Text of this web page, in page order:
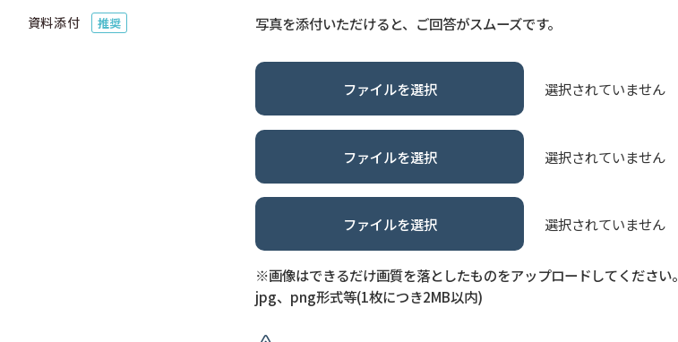
資料添付 推奨 写真を添付いただけると、ご回答がスムーズです。
ファイルを選択 選択されていません
ファイルを選択 選択されていません
ファイルを選択 選択されていません
※画像はできるだけ画質を落としたものをアップロードしてください。
jpg、png形式等(1枚につき2MB以内)